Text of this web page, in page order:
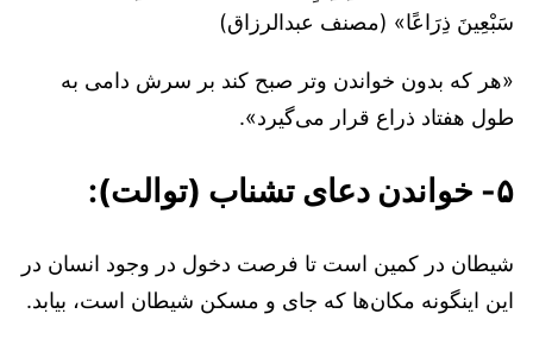
سَبْعِينَ ذِرَاعًا» (مصنف عبدالرزاق)
«هر که بدون خواندن وتر صبح کند بر سرش دامی به
طول هفتاد ذراع قرار می‌گیرد».
۵- خواندن دعای تشناب (توالت):
شیطان در کمین است تا فرصت دخول در وجود انسان در
این اینگونه مکان‌ها که جای و مسکن شیطان است، بیابد.